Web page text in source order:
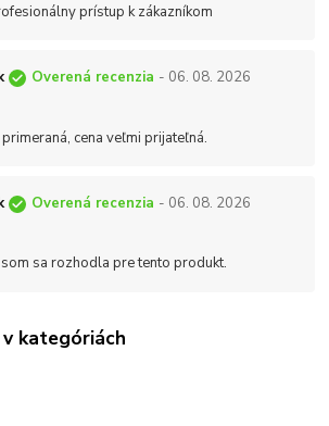
prístup k zákazníkom
Overená recenzia - 06. 08. 2026
cena veľmi prijateľná.
Overená recenzia - 06. 08. 2026
sa rozhodla pre tento produkt.
kategóriách